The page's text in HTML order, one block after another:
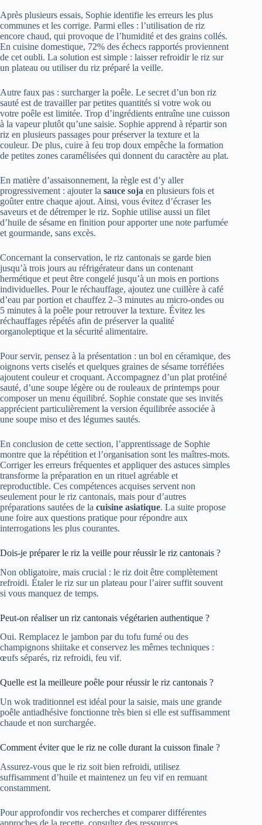
Après plusieurs essais, Sophie identifie les erreurs les plus
communes et les corrige. Parmi elles : l’utilisation de riz
encore chaud, qui provoque de l’humidité et des grains collés.
En cuisine domestique, 72% des échecs rapportés proviennent
de cet oubli. La solution est simple : laisser refroidir le riz sur
un plateau ou utiliser du riz préparé la veille.
Autre faux pas : surcharger la poêle. Le secret d’un bon riz
sauté est de travailler par petites quantités si votre wok ou
votre poêle est limitée. Trop d’ingrédients entraîne une cuisson
à la vapeur plutôt qu’une saisie. Sophie apprend à répartir son
riz en plusieurs passages pour préserver la texture et la
couleur. De plus, cuire à feu trop doux empêche la formation
de petites zones caramélisées qui donnent du caractère au plat.
En matière d’assaisonnement, la règle est d’y aller
progressivement : ajouter la sauce soja en plusieurs fois et
goûter entre chaque ajout. Ainsi, vous évitez d’écraser les
saveurs et de détremper le riz. Sophie utilise aussi un filet
d’huile de sésame en finition pour apporter une note parfumée
et gourmande, sans excès.
Concernant la conservation, le riz cantonais se garde bien
jusqu’à trois jours au réfrigérateur dans un contenant
hermétique et peut être congelé jusqu’à un mois en portions
individuelles. Pour le réchauffage, ajoutez une cuillère à café
d’eau par portion et chauffez 2–3 minutes au micro-ondes ou
5 minutes à la poêle pour retrouver la texture. Évitez les
réchauffages répétés afin de préserver la qualité
organoleptique et la sécurité alimentaire.
Pour servir, pensez à la présentation : un bol en céramique, des
oignons verts ciselés et quelques graines de sésame torréfiées
ajoutent couleur et croquant. Accompagnez d’un plat protéiné
sauté, d’une soupe légère ou de rouleaux de printemps pour
composer un menu équilibré. Sophie constate que ses invités
apprécient particulièrement la version équilibrée associée à
une soupe miso et des légumes sautés.
En conclusion de cette section, l’apprentissage de Sophie
montre que la répétition et l’organisation sont les maîtres-mots.
Corriger les erreurs fréquentes et appliquer des astuces simples
transforme la préparation en un rituel agréable et
reproductible. Ces compétences acquises servent non
seulement pour le riz cantonais, mais pour d’autres
préparations sautées de la cuisine asiatique. La suite propose
une foire aux questions pratique pour répondre aux
interrogations les plus courantes.
Dois-je préparer le riz la veille pour réussir le riz cantonais ?
Non obligatoire, mais crucial : le riz doit être complètement
refroidi. Étaler le riz sur un plateau pour l’airer suffit souvent
si vous manquez de temps.
Peut-on réaliser un riz cantonais végétarien authentique ?
Oui. Remplacez le jambon par du tofu fumé ou des
champignons shiitake et conservez les mêmes techniques :
œufs séparés, riz refroidi, feu vif.
Quelle est la meilleure poêle pour réussir le riz cantonais ?
Un wok traditionnel est idéal pour la saisie, mais une grande
poêle antiadhésive fonctionne très bien si elle est suffisamment
chaude et non surchargée.
Comment éviter que le riz ne colle durant la cuisson finale ?
Assurez-vous que le riz soit bien refroidi, utilisez
suffisamment d’huile et maintenez un feu vif en remuant
constamment.
Pour approfondir vos recherches et comparer différentes
approches de la recette, consultez des ressources